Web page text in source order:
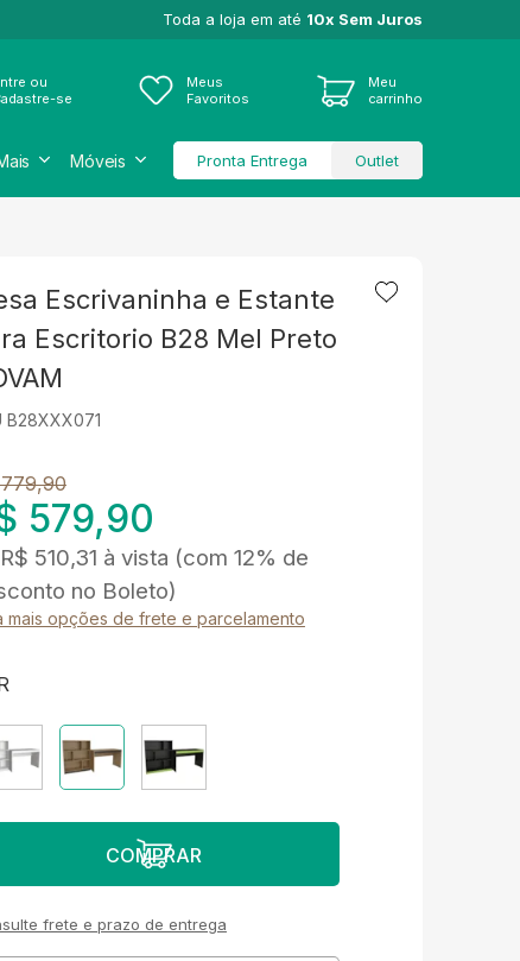
Toda a loja em até 10x Sem Juros
ou
se
Meus
Favoritos
Meu
carrinho
Móveis Pronta Entrega Outlet
Escrivaninha e Estante
Escritorio B28 Mel Preto
B28XXX071
579,90
R$ 510,31 à vista (com 12% de
no Boleto)
mais opções de frete e parcelamento
frete e prazo de entrega